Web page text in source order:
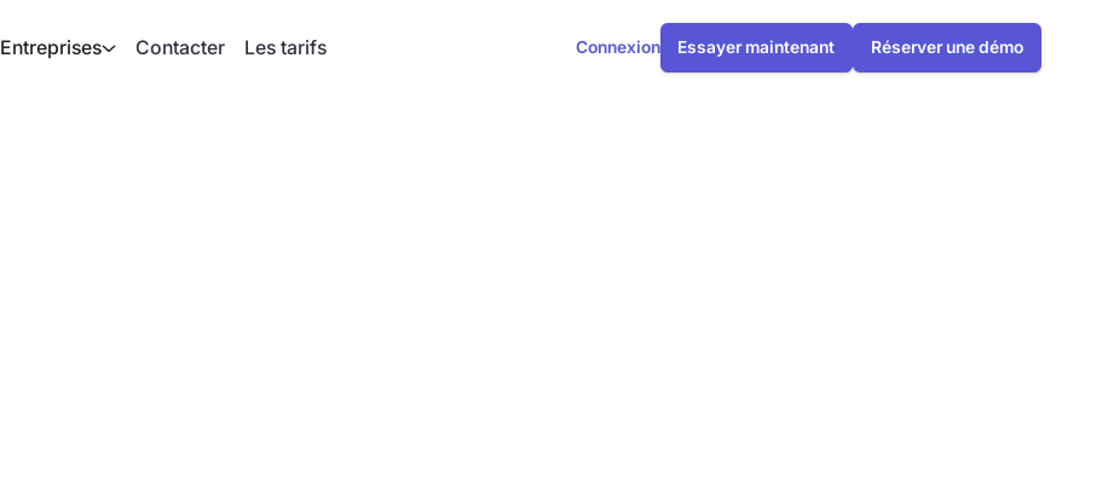
Entreprises Contacter Les tarifs Connexion Essayer maintenant Réserver une démo